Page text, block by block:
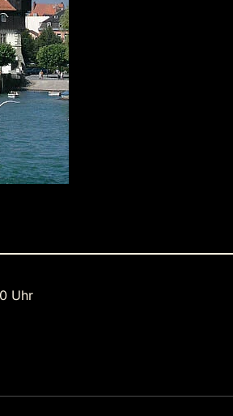
Uhr